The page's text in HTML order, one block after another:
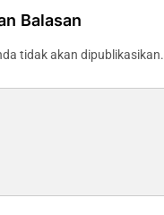
Balasan
tidak akan dipublikasikan.